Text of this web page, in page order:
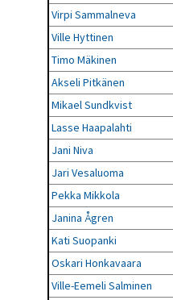
Virpi Sammalneva
Ville Hyttinen
Timo Mäkinen
Akseli Pitkänen
Mikael Sundkvist
Lasse Haapalahti
Jani Niva
Jari Vesaluoma
Pekka Mikkola
Janina Ågren
Kati Suopanki
Oskari Honkavaara
Ville-Eemeli Salminen